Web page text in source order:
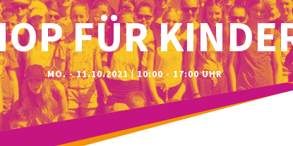
FÜR
MO. - 11.10.2021 | 10:00 - 17:00 UHR